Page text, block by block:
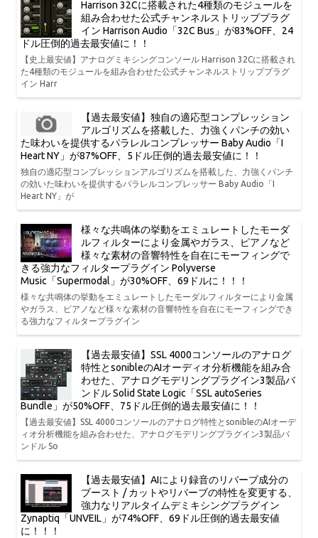
Harrison 32Cに搭載された4種類のモジュールを
組み合わせた公式チャンネルストリッププラグ
イン Harrison Audio「32C Bus」が83%OFF、24
ドル圧倒的過去最安値に！！
【史上最安値】アナログミキシングコンソール Harrison 32Cに搭載され
た4種類のモジュールを組み合わせた公式チャンネルストリッププラグ
イン Harr
【過去最安値】独自の適応型コンプレッション
アルゴリズムを搭載した、力強くパンチの効い
た味わいを提供するパラレルコンプレッサー Baby Audio「I
Heart NY」が87%OFF、5ドル圧倒的過去最安値に！！
独自の適応型コンプレッションアルゴリズムを搭載した、力強くパンチ
の効いた味わいを提供するパラレルコンプレッサー Baby Audio「I
Heart NY」が
様々な共鳴体の挙動をエミュレートしたモーダ
ルフィルターにより金属やガラス、ピアノなど
様々な素材の音響特性を自在にモーフィングで
きる強力なフィルタープラグイン Polyverse
Music「Supermodal」が30%OFF、69ドルに！！！
様々な共鳴体の挙動をエミュレートしたモーダルフィルターにより金属
やガラス、ピアノなど様々な素材の音響特性を自在にモーフィングでき
る強力なフィルタープラグイン
【過去最安値】SSL 4000コンソールのアナログ
特性とsonibleのAIオーディオ分析機能を組み合
わせた、アナログモデリングプラグイン3製品バ
ンドル Solid State Logic「SSL autoSeries
Bundle」が50%OFF、75ドル圧倒的過去最安値に！！
【過去最安値】SSL 4000コンソールのアナログ特性とsonibleのAIオーデ
ィオ分析機能を組み合わせた、アナログモデリングプラグイン3製品バ
ンドル So
【過去最安値】AIにより録音のリバーブ成分の
ブースト / カットやリバーブの特性を変更する、
強力なリアルタイムデミキシングプラグイン
Zynaptiq「UNVEIL」が74%OFF、69ドル圧倒的過去最安値
に！！！